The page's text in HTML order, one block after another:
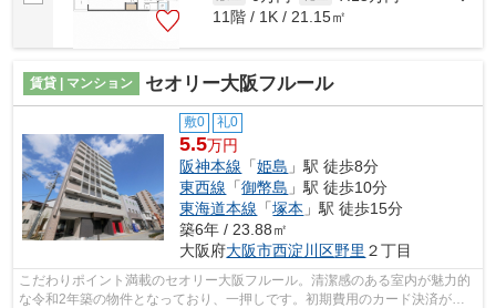
11階 / 1K / 21.15㎡
賃貸 | マンション セオリー大阪フルール
敷0 礼0
5.5万円
阪神本線 「姫島 」駅 徒歩8分
東西線 「御幣島 」駅 徒歩10分
東海道本線 「塚本 」駅 徒歩15分
築6年 / 23.88㎡
大阪府大阪市西淀川区野里 ２丁目
こだわりポイント満載のセオリー大阪フルール。清潔感のある室内が魅力的
な令和2年築の物件となっており、一押しです。初期費用のカード決済がで